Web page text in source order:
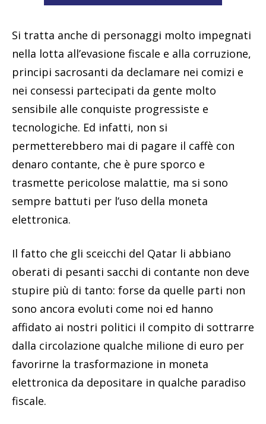
Si tratta anche di personaggi molto impegnati
nella lotta all’evasione fiscale e alla corruzione,
principi sacrosanti da declamare nei comizi e
nei consessi partecipati da gente molto
sensibile alle conquiste progressiste e
tecnologiche. Ed infatti, non si
permetterebbero mai di pagare il caffè con
denaro contante, che è pure sporco e
trasmette pericolose malattie, ma si sono
sempre battuti per l’uso della moneta
elettronica.
Il fatto che gli sceicchi del Qatar li abbiano
oberati di pesanti sacchi di contante non deve
stupire più di tanto: forse da quelle parti non
sono ancora evoluti come noi ed hanno
affidato ai nostri politici il compito di sottrarre
dalla circolazione qualche milione di euro per
favorirne la trasformazione in moneta
elettronica da depositare in qualche paradiso
fiscale.